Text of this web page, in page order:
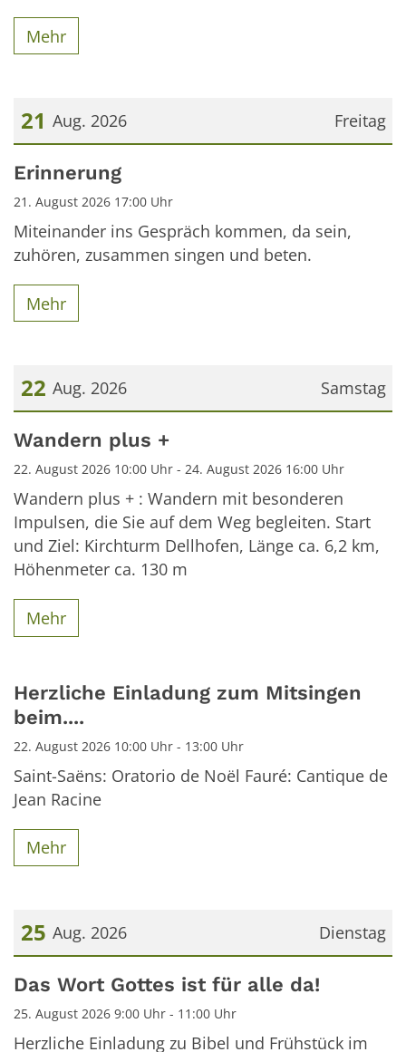
Mehr
Freitag
21 Aug. 2026
Datum: 21. August 2026
Erinnerung
21. August 2026 17:00 Uhr
Miteinander ins Gespräch kommen, da sein,
zuhören, zusammen singen und beten.
Mehr
Samstag
22 Aug. 2026
Datum: 22. August 2026
Wandern plus +
22. August 2026 10:00 Uhr - 24. August 2026 16:00 Uhr
Wandern plus + : Wandern mit besonderen
Impulsen, die Sie auf dem Weg begleiten. Start
und Ziel: Kirchturm Dellhofen, Länge ca. 6,2 km,
Höhenmeter ca. 130 m
Mehr
Herzliche Einladung zum Mitsingen
beim....
22. August 2026 10:00 Uhr - 13:00 Uhr
Saint-Saëns: Oratorio de Noël Fauré: Cantique de
Jean Racine
Mehr
Dienstag
25 Aug. 2026
Datum: 25. August 2026
Das Wort Gottes ist für alle da!
25. August 2026 9:00 Uhr - 11:00 Uhr
Herzliche Einladung zu Bibel und Frühstück im